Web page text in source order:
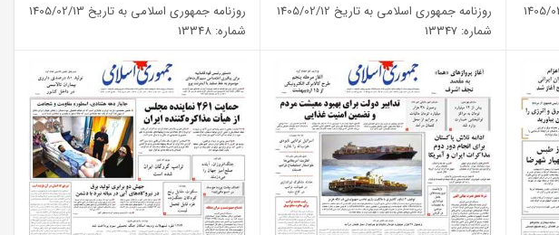
روزنامه جمهوری اسلامی به تاریخ 1405/02/13
شماره: 13348
روزنامه جمهوری اسلامی به تاریخ 1405/02/12
شماره: 13347